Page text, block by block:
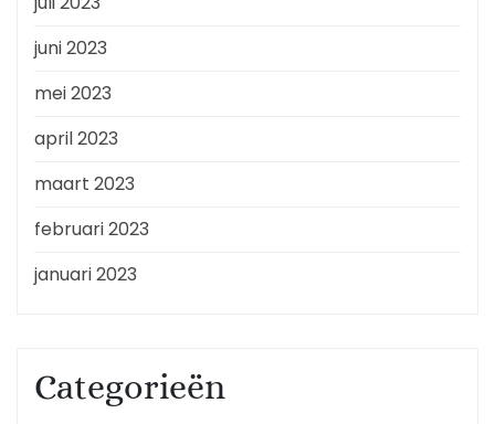
juni 2023
mei 2023
april 2023
maart 2023
februari 2023
januari 2023
Categorieën